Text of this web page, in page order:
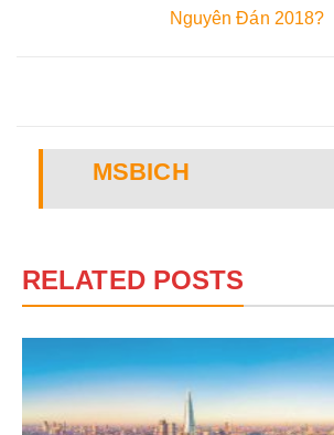
Nguyên Đán 2018?
MSBICH
RELATED POSTS